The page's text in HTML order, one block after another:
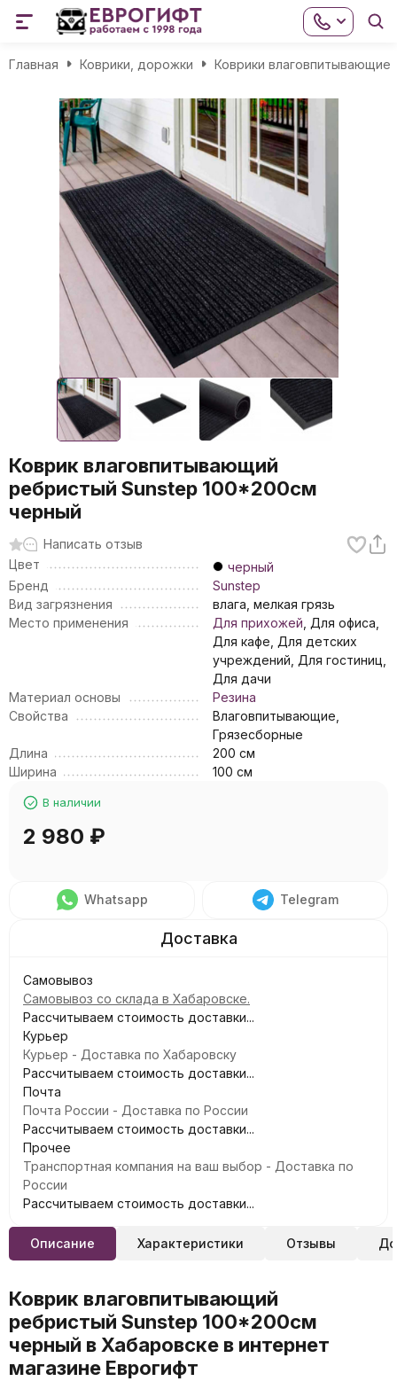
Главная Коврики, дорожки Коврики влаговпитывающие
Коврик влаговпитывающий
ребристый Sunstep 100*200см
черный
Написать отзыв
Цвет
черный
Бренд
Sunstep
Вид загрязнения
влага, мелкая грязь
Место применения
Для прихожей , Для офиса,
Для кафе, Для детских
учреждений, Для гостиниц,
Для дачи
Материал основы
Резина
Свойства
Влаговпитывающие,
Грязесборные
Длина
200 см
Ширина
100 см
В наличии
2 980 ₽
Whatsapp Telegram
Самовывоз
Самовывоз со склада в Хабаровске.
Рассчитываем стоимость доставки...
Курьер
Курьер - Доставка по Хабаровску
Рассчитываем стоимость доставки...
Почта
Почта России - Доставка по России
Рассчитываем стоимость доставки...
Прочее
Транспортная компания на ваш выбор - Доставка по
России
Рассчитываем стоимость доставки...
Описание Характеристики Отзывы
Коврик влаговпитывающий
ребристый Sunstep 100*200см
черный в Хабаровске в интернет
магазине Еврогифт